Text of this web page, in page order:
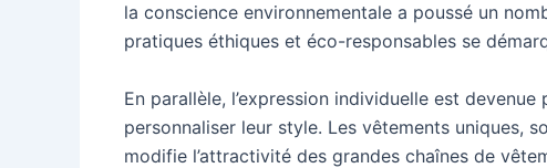
la conscience environnementale a poussé un
pratiques éthiques et éco-responsables se
En parallèle, l’expression individuelle est
personnaliser leur style. Les vêtements uniques,
modifie l’attractivité des grandes chaînes de